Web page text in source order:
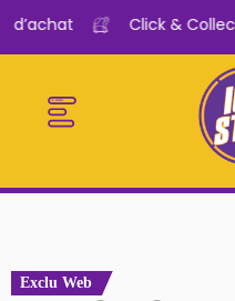
Click &
Exclu Web